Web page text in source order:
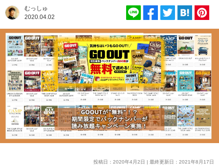
むっしゅ
2020.04.02
投稿日：2020年4月2日 | 最終更新日：2021年8月17日